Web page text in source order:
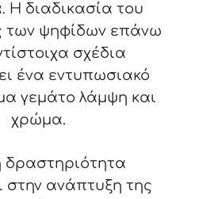
Η διαδικασία του
των ψηφίδων επάνω
σχέδια
ένα εντυπωσιακό
γεμάτο λάμψη και
χρώμα.
δραστηριότητα
στην ανάπτυξη της